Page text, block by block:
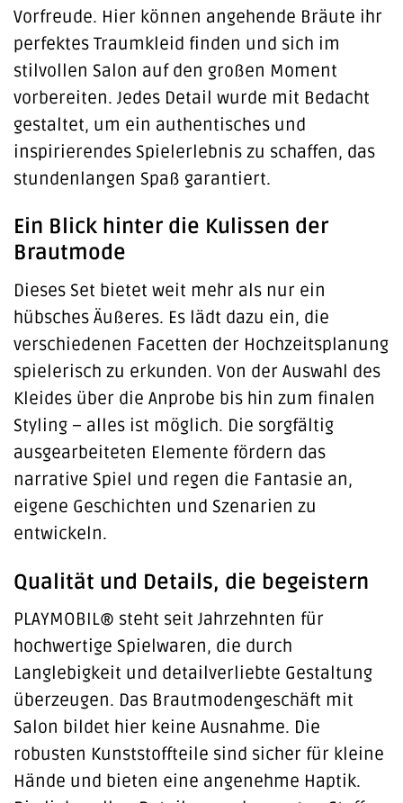
Vorfreude. Hier können angehende Bräute ihr
perfektes Traumkleid finden und sich im
stilvollen Salon auf den großen Moment
vorbereiten. Jedes Detail wurde mit Bedacht
gestaltet, um ein authentisches und
inspirierendes Spielerlebnis zu schaffen, das
stundenlangen Spaß garantiert.
Ein Blick hinter die Kulissen der
Brautmode
Dieses Set bietet weit mehr als nur ein
hübsches Äußeres. Es lädt dazu ein, die
verschiedenen Facetten der Hochzeitsplanung
spielerisch zu erkunden. Von der Auswahl des
Kleides über die Anprobe bis hin zum finalen
Styling – alles ist möglich. Die sorgfältig
ausgearbeiteten Elemente fördern das
narrative Spiel und regen die Fantasie an,
eigene Geschichten und Szenarien zu
entwickeln.
Qualität und Details, die begeistern
PLAYMOBIL® steht seit Jahrzehnten für
hochwertige Spielwaren, die durch
Langlebigkeit und detailverliebte Gestaltung
überzeugen. Das Brautmodengeschäft mit
Salon bildet hier keine Ausnahme. Die
robusten Kunststoffteile sind sicher für kleine
Hände und bieten eine angenehme Haptik.